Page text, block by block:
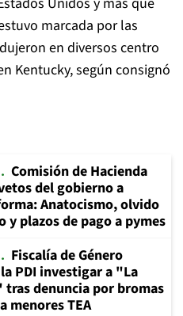
marcada por las
en diversos centro
Kentucky, según consignó
Comisión de Hacienda
del gobierno a
Anatocismo, olvido
y plazos de pago a pymes
Fiscalía de Género
PDI investigar a "La
tras denuncia por bromas
menores TEA